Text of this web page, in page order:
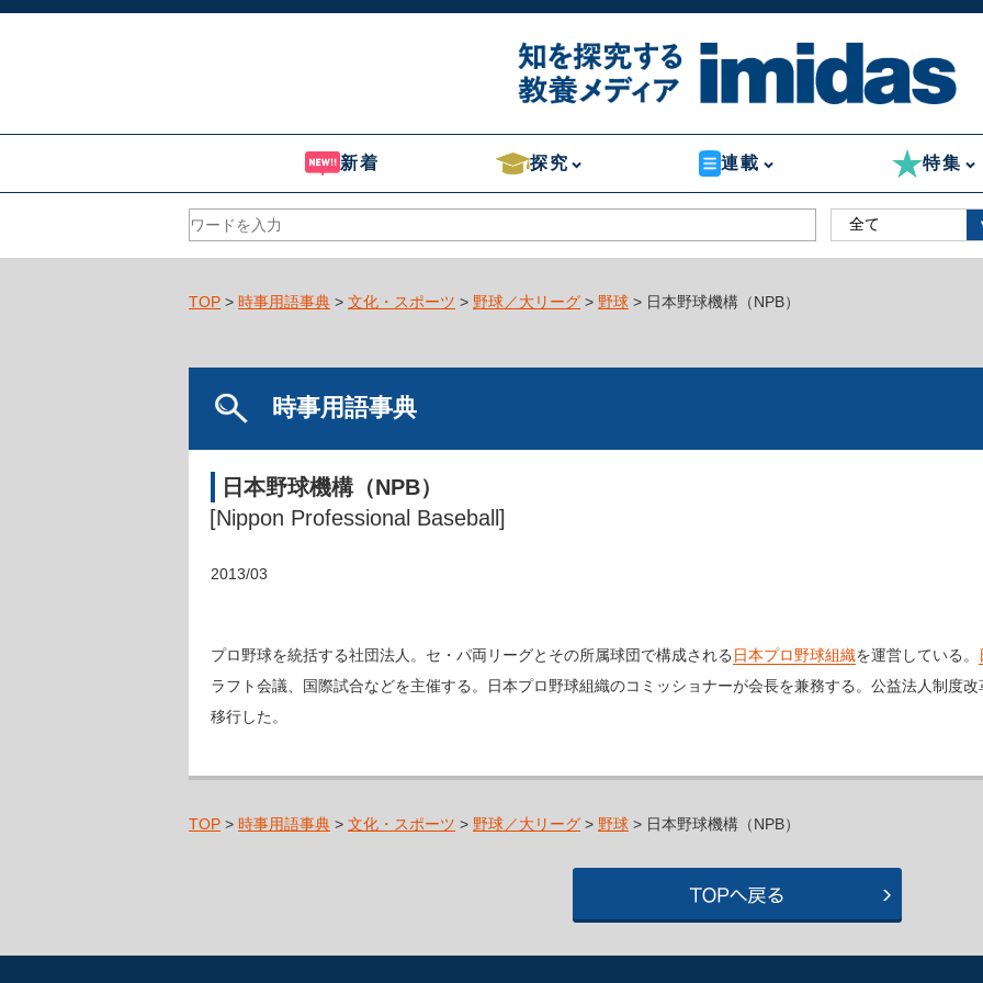
新着 探究 連載 特集
TOP > 時事用語事典 > 文化・スポーツ > 野球／大リーグ > 野球 > 日本野球機構（NPB）
時事用語事典
日本野球機構（NPB）
[Nippon Professional Baseball]
2013/03
プロ野球を統括する社団法人。セ・パ両リーグとその所属球団で構成される 日本プロ野球組織を運営している。
ラフト会議、国際試合などを主催する。日本プロ野球組織のコミッショナーが会長を兼務する。公益法人制度
移行した。
TOP > 時事用語事典 > 文化・スポーツ > 野球／大リーグ > 野球 > 日本野球機構（NPB）